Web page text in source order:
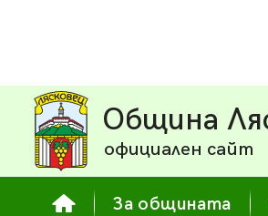
Община
официален сайт
За общината